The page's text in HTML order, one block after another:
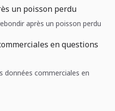
un poisson perdu
après un poisson perdu
en questions
données commerciales en